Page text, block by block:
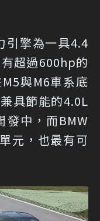
引擎為一具4.4
超過600hp的
與M6車系底
具節能的4.0L
發中，而BMW
元，也最有可